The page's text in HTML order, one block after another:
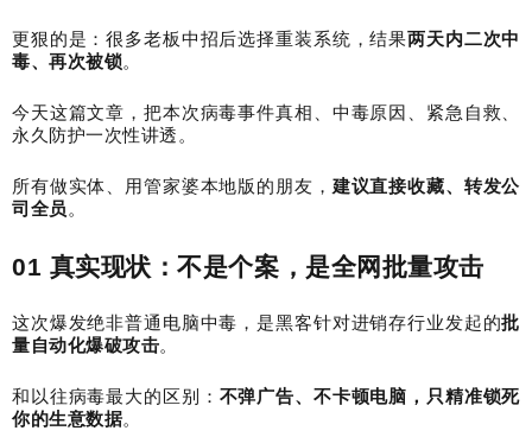
更狠的是：很多老板中招后选择重装系统，结果两天内二次中
毒、再次被锁。
今天这篇文章，把本次病毒事件真相、中毒原因、紧急自救、
永久防护一次性讲透。
所有做实体、用管家婆本地版的朋友， 建议直接收藏、转发公
司全员。
01 真实现状：不是个案，是全网批量攻击
这次爆发绝非普通电脑中毒，是黑客针对进销存行业发起的批
量自动化爆破攻击。
和以往病毒最大的区别： 不弹广告、不卡顿电脑，只精准锁死
你的生意数据。